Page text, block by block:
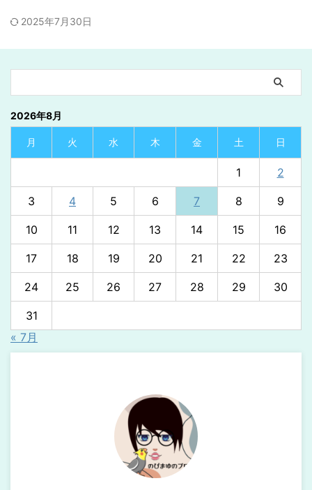
2025年7月30日
2026年8月
月 火 水 木 金 土 日
1 2
3 4 5 6 7 8 9
10 11 12 13 14 15 16
17 18 19 20 21 22 23
24 25 26 27 28 29 30
31
« 7月